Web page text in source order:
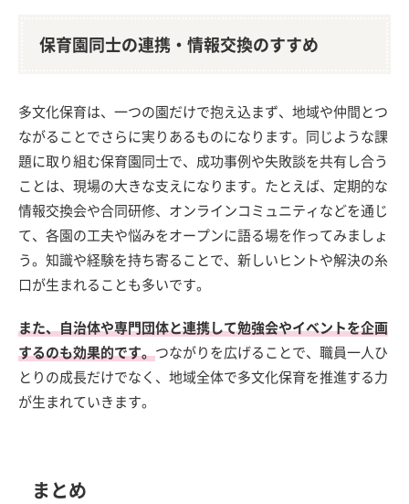
保育園同士の連携・情報交換のすすめ
多文化保育は、一つの園だけで抱え込まず、地域や仲間とつ
ながることでさらに実りあるものになります。同じような課
題に取り組む保育園同士で、成功事例や失敗談を共有し合う
ことは、現場の大きな支えになります。たとえば、定期的な
情報交換会や合同研修、オンラインコミュニティなどを通じ
て、各園の工夫や悩みをオープンに語る場を作ってみましょ
う。知識や経験を持ち寄ることで、新しいヒントや解決の糸
口が生まれることも多いです。
また、自治体や専門団体と連携して勉強会やイベントを企画
するのも効果的です。つながりを広げることで、職員一人ひ
とりの成長だけでなく、地域全体で多文化保育を推進する力
が生まれていきます。
まとめ